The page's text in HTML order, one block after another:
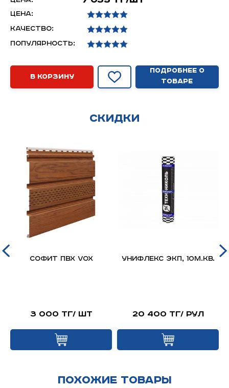
Цена:
Качество:
Популярность:
В корзину
Подробнее о
товаре
Скидки
Софит ПВХ VOX
3 000 тг/ шт
Унифлекс ЭКП, 10м.кв.
20 400 тг/ рул
Похожие товары